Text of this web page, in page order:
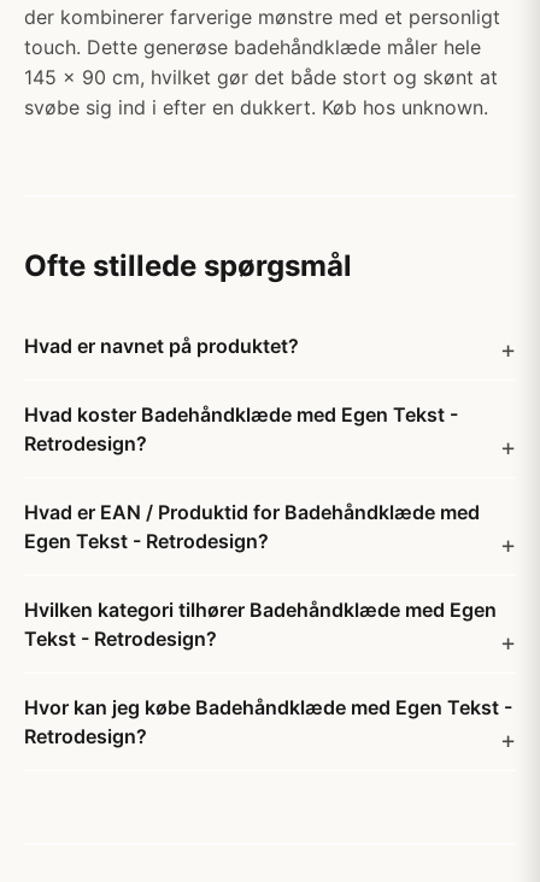
der kombinerer farverige mønstre med et personligt
touch. Dette generøse badehåndklæde måler hele
145 x 90 cm, hvilket gør det både stort og skønt at
svøbe sig ind i efter en dukkert. Køb hos unknown.
Ofte stillede spørgsmål
Hvad er navnet på produktet?
Hvad koster Badehåndklæde med Egen Tekst -
Retrodesign?
Hvad er EAN / Produktid for Badehåndklæde med
Egen Tekst - Retrodesign?
Hvilken kategori tilhører Badehåndklæde med Egen
Tekst - Retrodesign?
Hvor kan jeg købe Badehåndklæde med Egen Tekst -
Retrodesign?